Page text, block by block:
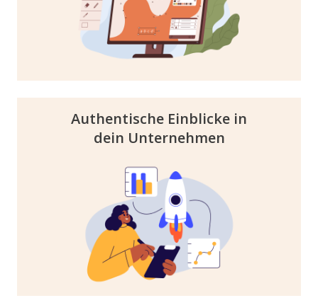
könnt ihr mit einbringen – alles an einem
Ort.
Authentische Einblicke in
dein Unternehmen
und Company Insights bieten Platz für
Mitarbeitenden Storys und Video Interviews
mit euren Recruiter:innen – optimal
zugeschnitten auf den Informationskonsum
der jungen Zielgruppe.